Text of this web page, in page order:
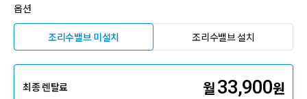
옵션
조리수밸브 미설치 조리수밸브 설치
최종 렌탈료 월 33,900원